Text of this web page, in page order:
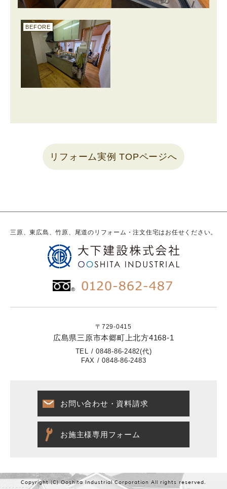
BEFORE
リフォーム実例 TOPページへ
三原、東広島、竹原、尾道のリフォーム・注文住宅はお任せください。
〒729-0415
広島県三原市本郷町上北方4168-1
TEL / 0848-86-2482(代)
FAX / 0848-86-2483
お問い合わせ・資料請求
お施主様専用フォーム
Copyright (C) Ooshita Industrial Corporation All rights reserved.